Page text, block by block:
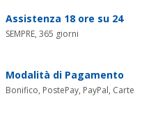
Assistenza 18 ore su 24
SEMPRE, 365 giorni
Modalità di Pagamento
Bonifico, PostePay, PayPal, Carte